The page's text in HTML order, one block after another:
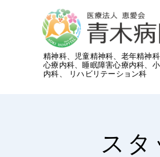
精神科、児童精神科、老年精神科
心療内科、睡眠障害心療内科、
内科、 リハビリテーション科
ス